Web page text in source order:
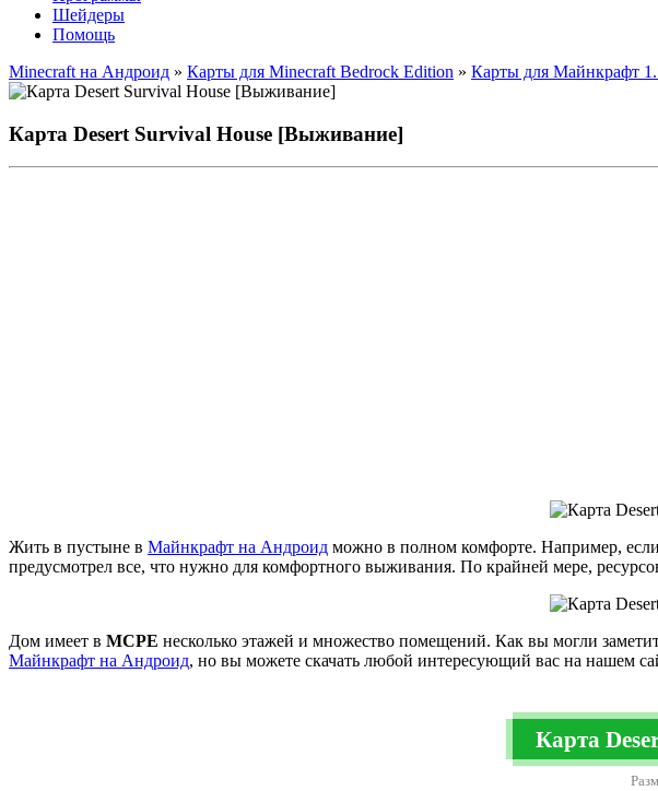
Шейдеры
Помощь
Minecraft на Андроид » Карты для Minecraft Bedrock Edition » Карты для Майнкрафт
Карта Desert Survival House [Выживание]
Жить в пустыне в Майнкрафт на Андроид можно в полном комфорте. Например, если
предусмотрел все, что нужно для комфортного выживания. По крайней мере,
Дом имеет в MCPE несколько этажей и множество помещений. Как вы могли
Майнкрафт на Андроид, но вы можете скачать любой интересующий вас на нашем
Карта